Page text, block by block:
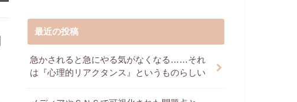
最近の投稿
急かされると急にやる気がなくなる……それ
は『心理的リアクタンス』というものらしい